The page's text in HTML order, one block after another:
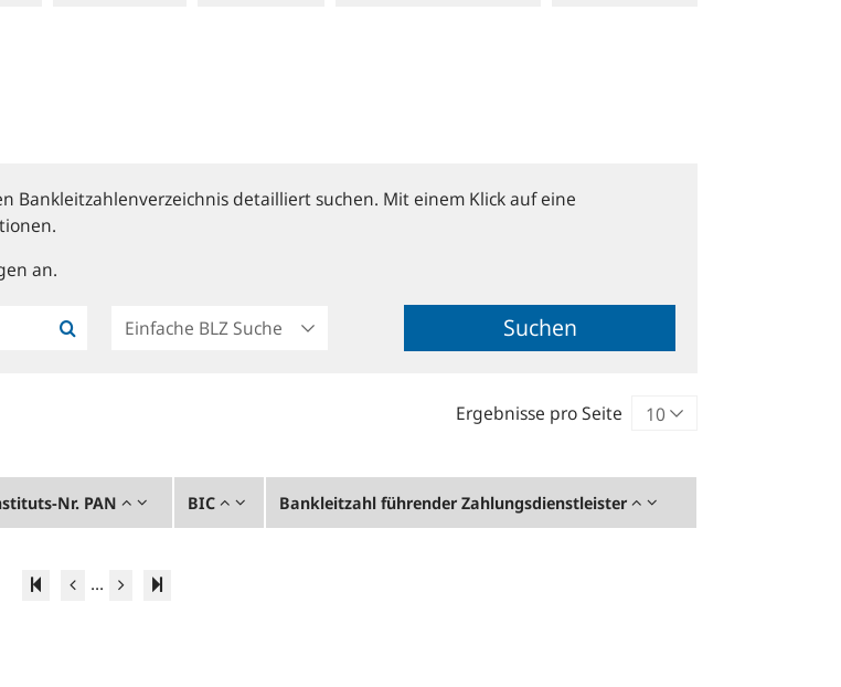
Bankleitzahlenverzeichnis detailliert suchen. Mit einem Klick auf eine
an.
Suchen
Ergebnisse pro Seite
Nr. PAN BIC Bankleitzahl führender Zahlungsdienstleister
...